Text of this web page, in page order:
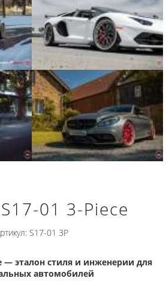
01 3-Piece
S17-01 3P
— эталон стиля и инженерии для
автомобилей